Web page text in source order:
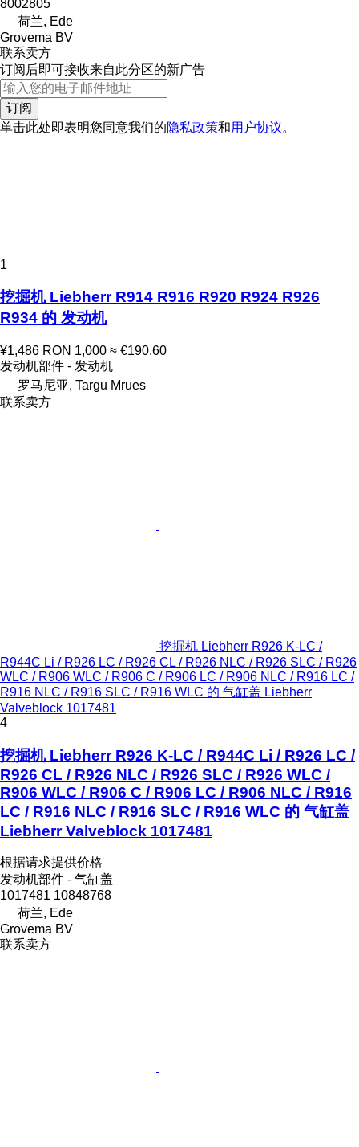
8002805
荷兰, Ede
Grovema BV
联系卖方
订阅后即可接收来自此分区的新广告
订阅
单击此处即表明您同意我们的隐私政策和用户协议。
1
挖掘机 Liebherr R914 R916 R920 R924 R926
R934 的 发动机
¥1,486 RON 1,000 ≈ €190.60
发动机部件 - 发动机
罗马尼亚, Targu Mrues
联系卖方
挖掘机 Liebherr R926 K-LC /
R944C Li / R926 LC / R926 CL / R926 NLC / R926 SLC / R926
WLC / R906 WLC / R906 C / R906 LC / R906 NLC / R916 LC /
R916 NLC / R916 SLC / R916 WLC 的 气缸盖 Liebherr
Valveblock 1017481
4
挖掘机 Liebherr R926 K-LC / R944C Li / R926 LC /
R926 CL / R926 NLC / R926 SLC / R926 WLC /
R906 WLC / R906 C / R906 LC / R906 NLC / R916
LC / R916 NLC / R916 SLC / R916 WLC 的 气缸盖
Liebherr Valveblock 1017481
根据请求提供价格
发动机部件 - 气缸盖
1017481 10848768
荷兰, Ede
Grovema BV
联系卖方